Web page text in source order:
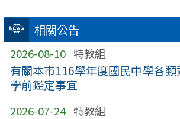
相關公告
2026-08-10 特教組
有關本市116學年度國民中學各
學前鑑定事宜
2026-07-24 特教組